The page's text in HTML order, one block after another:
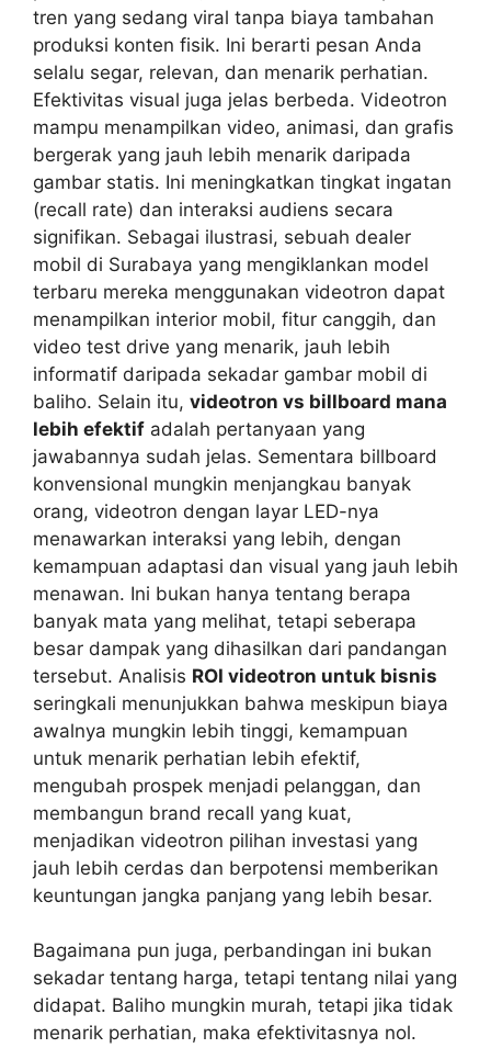
tren yang sedang viral tanpa biaya tambahan
produksi konten fisik. Ini berarti pesan Anda
selalu segar, relevan, dan menarik perhatian.
Efektivitas visual juga jelas berbeda. Videotron
mampu menampilkan video, animasi, dan grafis
bergerak yang jauh lebih menarik daripada
gambar statis. Ini meningkatkan tingkat ingatan
(recall rate) dan interaksi audiens secara
signifikan. Sebagai ilustrasi, sebuah dealer
mobil di Surabaya yang mengiklankan model
terbaru mereka menggunakan videotron dapat
menampilkan interior mobil, fitur canggih, dan
video test drive yang menarik, jauh lebih
informatif daripada sekadar gambar mobil di
baliho. Selain itu, videotron vs billboard mana
lebih efektif adalah pertanyaan yang
jawabannya sudah jelas. Sementara billboard
konvensional mungkin menjangkau banyak
orang, videotron dengan layar LED-nya
menawarkan interaksi yang lebih, dengan
kemampuan adaptasi dan visual yang jauh lebih
menawan. Ini bukan hanya tentang berapa
banyak mata yang melihat, tetapi seberapa
besar dampak yang dihasilkan dari pandangan
tersebut. Analisis ROI videotron untuk bisnis
seringkali menunjukkan bahwa meskipun biaya
awalnya mungkin lebih tinggi, kemampuan
untuk menarik perhatian lebih efektif,
mengubah prospek menjadi pelanggan, dan
membangun brand recall yang kuat,
menjadikan videotron pilihan investasi yang
jauh lebih cerdas dan berpotensi memberikan
keuntungan jangka panjang yang lebih besar.
Bagaimana pun juga, perbandingan ini bukan
sekadar tentang harga, tetapi tentang nilai yang
didapat. Baliho mungkin murah, tetapi jika tidak
menarik perhatian, maka efektivitasnya nol.